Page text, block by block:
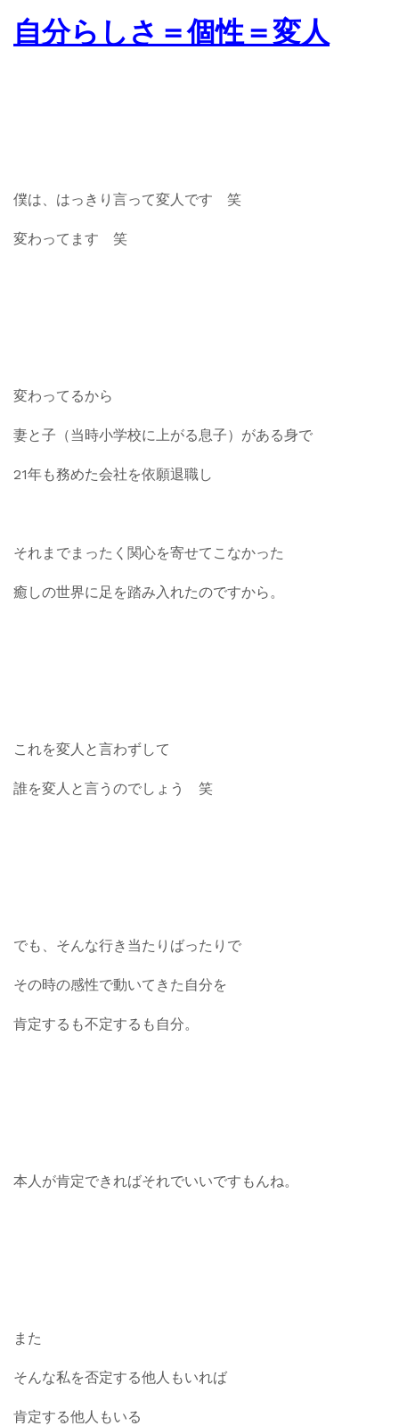
自分らしさ＝個性＝変人
僕は、はっきり言って変人です 笑
変わってます 笑
変わってるから
妻と子（当時小学校に上がる息子）がある身で
21年も務めた会社を依願退職し
それまでまったく関心を寄せてこなかった
癒しの世界に足を踏み入れたのですから。
これを変人と言わずして
誰を変人と言うのでしょう 笑
でも、そんな行き当たりばったりで
その時の感性で動いてきた自分を
肯定するも不定するも自分。
本人が肯定できればそれでいいですもんね。
また
そんな私を否定する他人もいれば
肯定する他人もいる